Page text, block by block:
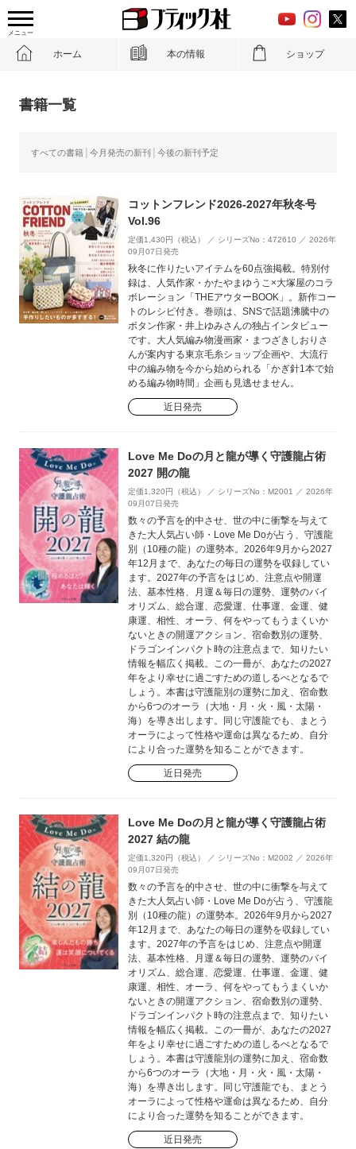
メニュー
ホーム 本の情報 ショップ
書籍一覧
すべての書籍 今月発売の新刊 今後の新刊予定
コットンフレンド2026-2027年秋冬号
Vol.96
定価1,430円（税込） ／ シリーズNo：472610 ／ 2026年
09月07日発売
秋冬に作りたいアイテムを60点強掲載。特別付
録は、人気作家・かたやまゆうこ×大塚屋のコラ
ボレーション「THEアウターBOOK」。新作コー
トのレシピ付き。巻頭は、SNSで話題沸騰中の
ボタン作家・井上ゆみさんの独占インタビュー
です。大人気編み物漫画家・まつざきしおりさ
んが案内する東京毛糸ショップ企画や、大流行
中の編み物を今から始められる「かぎ針1本で始
める編み物時間」企画も見逃せません。
近日発売
Love Me Doの月と龍が導く守護龍占術
2027 開の龍
定価1,320円（税込） ／ シリーズNo：M2001 ／ 2026年
09月07日発売
数々の予言を的中させ、世の中に衝撃を与えて
きた大人気占い師・Love Me Doが占う、守護龍
別（10種の龍）の運勢本。2026年9月から2027
年12月まで、あなたの毎日の運勢を収録してい
ます。2027年の予言をはじめ、注意点や開運
法、基本性格、月運＆毎日の運勢、運勢のバイ
オリズム、総合運、恋愛運、仕事運、金運、健
康運、相性、オーラ、何をやってもうまくいか
ないときの開運アクション、宿命数別の運勢、
ドラゴンインパクト時の注意点まで、知りたい
情報を幅広く掲載。この一冊が、あなたの2027
年をより幸せに過ごすための道しるべとなるで
しょう。本書は守護龍別の運勢に加え、宿命数
から6つのオーラ（大地・月・火・風・太陽・
海）を導き出します。同じ守護龍でも、まとう
オーラによって性格や運命は異なるため、自分
により合った運勢を知ることができます。
近日発売
Love Me Doの月と龍が導く守護龍占術
2027 結の龍
定価1,320円（税込） ／ シリーズNo：M2002 ／ 2026年
09月07日発売
数々の予言を的中させ、世の中に衝撃を与えて
きた大人気占い師・Love Me Doが占う、守護龍
別（10種の龍）の運勢本。2026年9月から2027
年12月まで、あなたの毎日の運勢を収録してい
ます。2027年の予言をはじめ、注意点や開運
法、基本性格、月運＆毎日の運勢、運勢のバイ
オリズム、総合運、恋愛運、仕事運、金運、健
康運、相性、オーラ、何をやってもうまくいか
ないときの開運アクション、宿命数別の運勢、
ドラゴンインパクト時の注意点まで、知りたい
情報を幅広く掲載。この一冊が、あなたの2027
年をより幸せに過ごすための道しるべとなるで
しょう。本書は守護龍別の運勢に加え、宿命数
から6つのオーラ（大地・月・火・風・太陽・
海）を導き出します。同じ守護龍でも、まとう
オーラによって性格や運命は異なるため、自分
により合った運勢を知ることができます。
近日発売